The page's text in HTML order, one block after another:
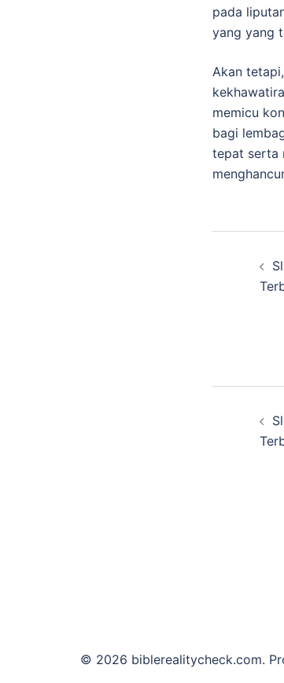
pada
yang yang
Akan
memicu
bagi
tepat serta
© 2026 biblerealitycheck.com.